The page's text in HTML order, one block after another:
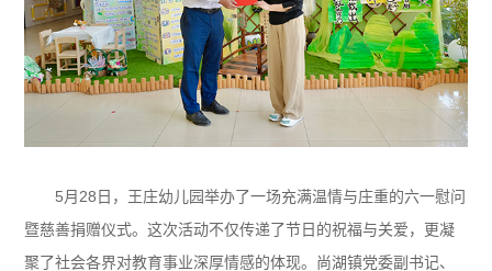
5月28日，王庄幼儿园举办了一场充满温情与庄重的六一慰问
暨慈善捐赠仪式。这次活动不仅传递了节日的祝福与关爱，更凝
聚了社会各界对教育事业深厚情感的体现。尚湖镇党委副书记、